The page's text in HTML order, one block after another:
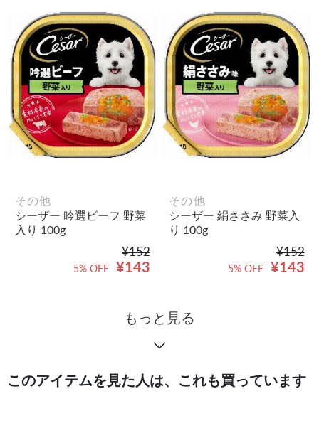
その他
シーザー 吟選ビーフ 野菜
入り 100g
¥152
¥143
5% OFF
その他
シーザー 絹ささみ 野菜入
り 100g
¥152
¥143
5% OFF
もっと見る
このアイテムを見た人は、これも買っています